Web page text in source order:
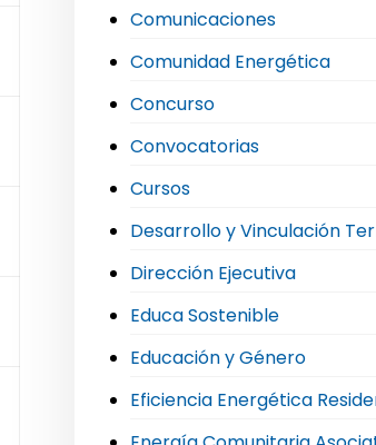
Comunicaciones
Comunidad Energética
Concurso
Convocatorias
Cursos
Desarrollo y Vinculación
Dirección Ejecutiva
Educa Sostenible
Educación y Género
Eficiencia Energética